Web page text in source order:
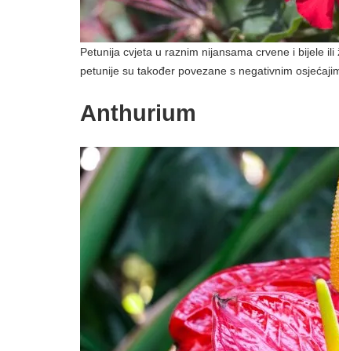
Petunija cvjeta u raznim nijansama crvene i bijele
petunije su također povezane s negativnim
Anthurium